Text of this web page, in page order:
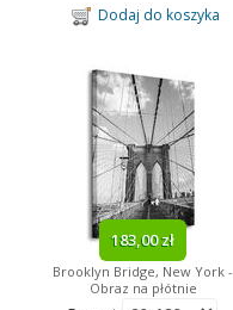
Dodaj do koszyka
183,00 zł
Brooklyn Bridge, New York -
Obraz na płótnie